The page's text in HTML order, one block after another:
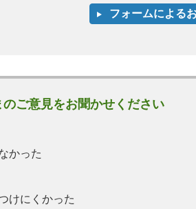
ご意見をお聞かせください
かった
けにくかった